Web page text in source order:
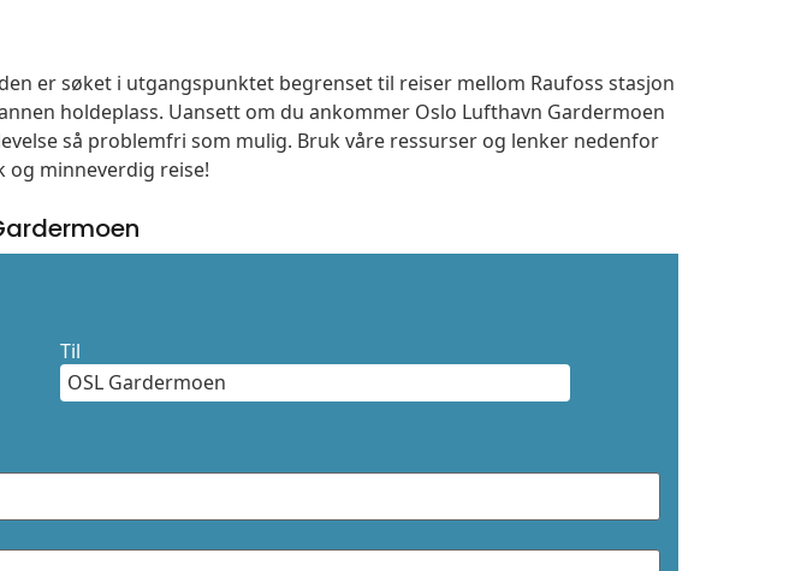
er søket i utgangspunktet begrenset til reiser mellom Raufoss stasjon
holdeplass. Uansett om du ankommer Oslo Lufthavn Gardermoen
så problemfri som mulig. Bruk våre ressurser og lenker nedenfor
og minneverdig reise!
Til